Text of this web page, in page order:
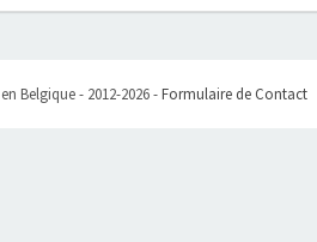
Belgique - 2012-2026 -Formulaire de Contact